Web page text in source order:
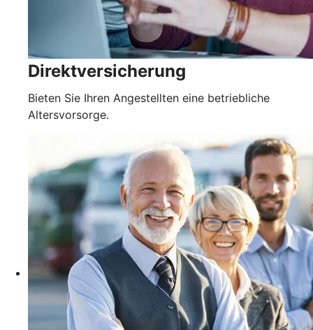
Direktversicherung
Bieten Sie Ihren Angestellten eine betriebliche
Altersvorsorge.